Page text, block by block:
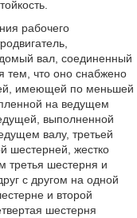
рабочего
вал, соединенный
тем, что оно снабжено
имеющей по меньшей
на ведущем
выполненной
валу, третьей
шестерней, жестко
третья шестерня и
с другом на одной
и второй
шестерня